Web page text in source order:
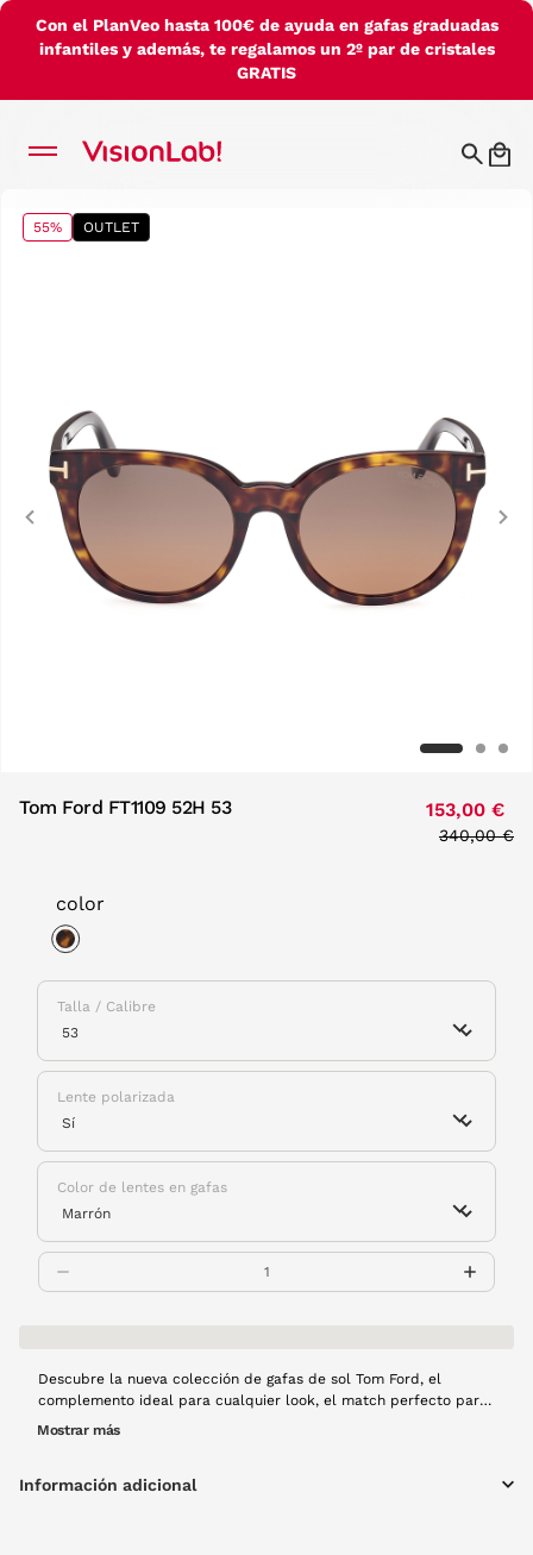
Con el PlanVeo hasta 100€ de ayuda en gafas graduadas
infantiles y además, te regalamos un 2º par de cristales
GRATIS
55% OUTLET
Previous
Tom Ford FT1109 52H 53 153,00 €
Price
340,00 €
color
Talla / Calibre
Lente polarizada
Color de lentes en gafas
Descubre la nueva colección de gafas de sol Tom Ford, el
complemento ideal para cualquier look, el match perfecto para
tu outfit. Este modelo FT1109 tiene un diseño de forma redonda
moda.
Mostrar más
Información adicional